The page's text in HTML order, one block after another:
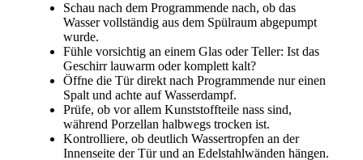
Schau nach dem Programmende nach, ob das
Wasser vollständig aus dem Spülraum abgepumpt
wurde.
Fühle vorsichtig an einem Glas oder Teller: Ist das
Geschirr lauwarm oder komplett kalt?
Öffne die Tür direkt nach Programmende nur einen
Spalt und achte auf Wasserdampf.
Prüfe, ob vor allem Kunststoffteile nass sind,
während Porzellan halbwegs trocken ist.
Kontrolliere, ob deutlich Wassertropfen an der
Innenseite der Tür und an Edelstahlwänden hängen.